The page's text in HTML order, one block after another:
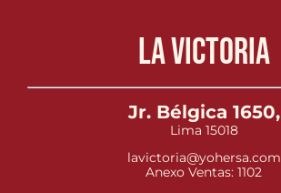
La Victoria
Jr. Bélgica 1650,
Lima 15018
lavictoria@yohersa.com
Anexo Ventas: 1102